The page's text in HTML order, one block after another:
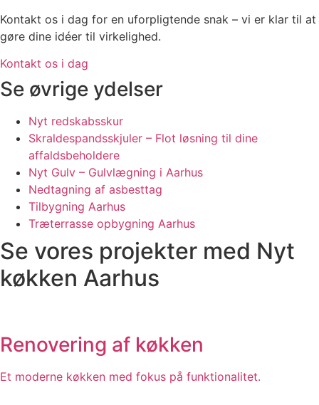
Kontakt os i dag for en uforpligtende snak – vi er klar til at
gøre dine idéer til virkelighed.
Kontakt os i dag
Se øvrige ydelser
Nyt redskabsskur
Skraldespandsskjuler – Flot løsning til dine
affaldsbeholdere
Nyt Gulv – Gulvlægning i Aarhus
Nedtagning af asbesttag
Tilbygning Aarhus
Træterrasse opbygning Aarhus
Se vores projekter med Nyt
køkken Aarhus
Renovering af køkken
Et moderne køkken med fokus på funktionalitet.